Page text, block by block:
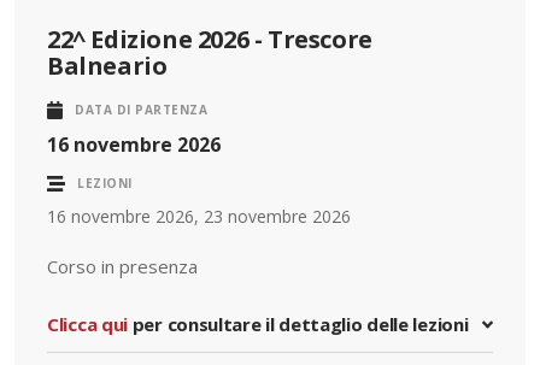
22^ Edizione 2026 - Trescore
Balneario
DATA DI PARTENZA
16 novembre 2026
LEZIONI
16 novembre 2026, 23 novembre 2026
Corso in presenza
Clicca qui per consultare il dettaglio delle lezioni